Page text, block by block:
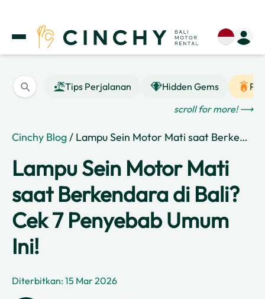
Tips Perjalanan Hidden Gems
scroll for more! ⟶
Cinchy Blog/ Lampu Sein Motor Mati saat Berkendara di Bali? Cek 7 Penyebab Umum Ini!
Lampu Sein Motor Mati
saat Berkendara di Bali?
Cek 7 Penyebab Umum
Ini!
Diterbitkan: 15 Mar 2026